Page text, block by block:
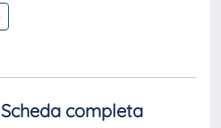
Scheda completa